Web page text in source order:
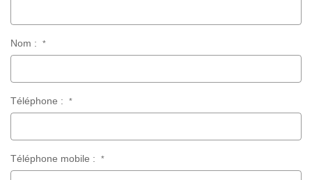
Nom : *
Téléphone : *
Téléphone mobile : *